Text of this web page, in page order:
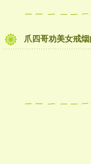
爪四哥劝美女戒